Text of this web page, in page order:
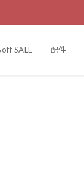
SALE 配件